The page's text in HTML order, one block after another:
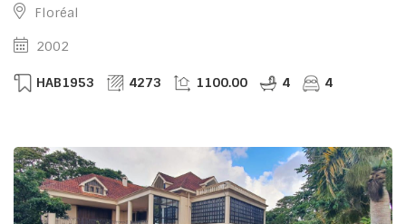
Floréal
2002
HAB1953 4273 1100.00 4 4